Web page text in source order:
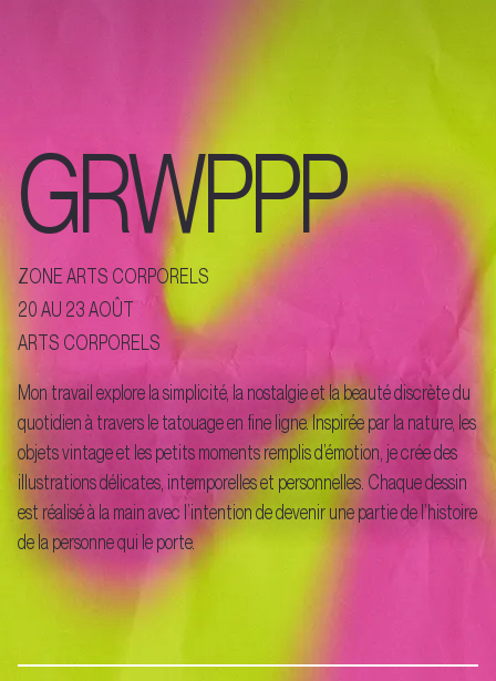
ARTS CORPORELS
ZONE ARTS CORPORELS
GRWPPP
Mon travail explore la simplicité, la nostalgie et la beauté discrète du
quotidien à travers le tatouage en fine ligne. Inspirée par la nature, les
objets vintage et les petits moments remplis d’émotion, je crée des
illustrations délicates, intemporelles et personnelles. Chaque dessin
est réalisé à la main avec l’intention de devenir une partie de l’histoire
de la personne qui le porte.
20 AU 23 AOÛT